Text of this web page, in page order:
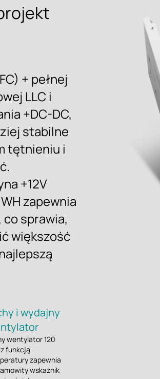
+ pełnej
LLC i
+DC-DC,
stabilne
tętnieniu i
+12V
zapewnia
sprawia,
większość
i wydajny
wentylator 120
funkcją
zapewnia
wskaźnik